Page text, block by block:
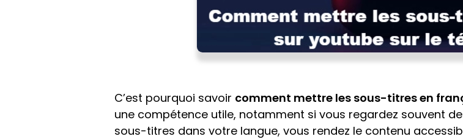
C’est pourquoi savoir comment mettre les sous-titres en
une compétence utile, notamment si vous regardez souvent
sous-titres dans votre langue, vous rendez le contenu